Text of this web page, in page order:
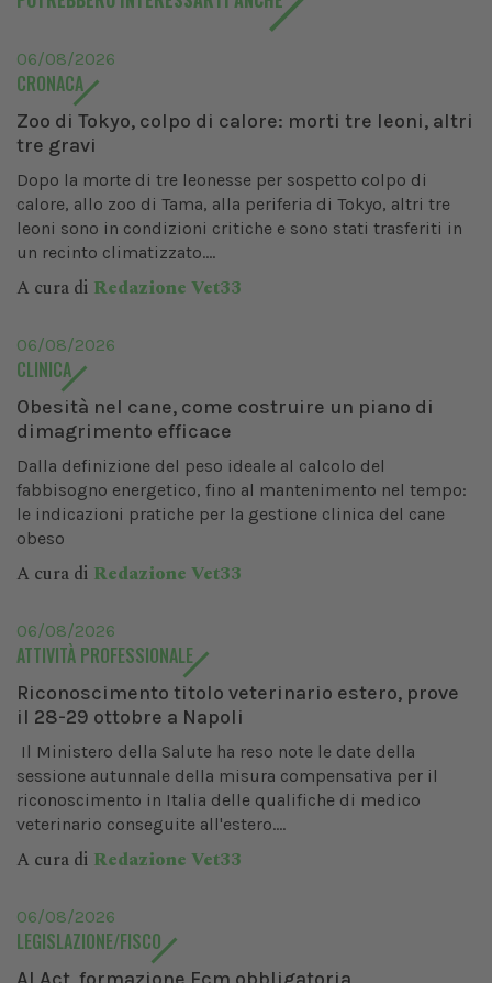
06/08/2026
CRONACA
Zoo di Tokyo, colpo di calore: morti tre leoni, altri
tre gravi
Dopo la morte di tre leonesse per sospetto colpo di
calore, allo zoo di Tama, alla periferia di Tokyo, altri tre
leoni sono in condizioni critiche e sono stati trasferiti in
un recinto climatizzato....
A cura di Redazione Vet33
06/08/2026
CLINICA
Obesità nel cane, come costruire un piano di
dimagrimento efficace
Dalla definizione del peso ideale al calcolo del
fabbisogno energetico, fino al mantenimento nel tempo:
le indicazioni pratiche per la gestione clinica del cane
obeso
A cura di Redazione Vet33
06/08/2026
ATTIVITÀ PROFESSIONALE
Riconoscimento titolo veterinario estero, prove
il 28-29 ottobre a Napoli
Il Ministero della Salute ha reso note le date della
sessione autunnale della misura compensativa per il
riconoscimento in Italia delle qualifiche di medico
veterinario conseguite all'estero....
A cura di Redazione Vet33
06/08/2026
LEGISLAZIONE/FISCO